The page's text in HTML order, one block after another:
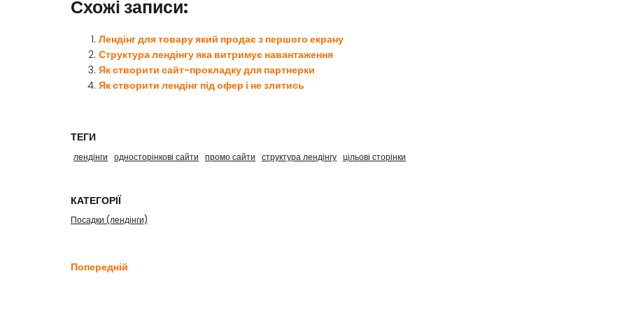
Схожі записи:
Лендінг для товару який продає з першого екрану
Структура лендінгу яка витримує навантаження
Як створити сайт-прокладку для партнерки
Як створити лендінг під офер і не злитись
ТЕГИ
лендінги односторінкові сайти промо сайти структура лендінгу цільові сторінки
КАТЕГОРІЇ
Посадки (лендінги)
Попередній